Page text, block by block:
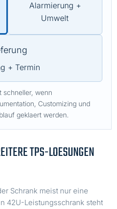
Alarmierung +
Umwelt
+ Termin
schneller, wenn
Customizing und
geklaert werden.
TPS-LOESUNGEN
Schrank meist nur eine
42U-Leistungsschrank steht